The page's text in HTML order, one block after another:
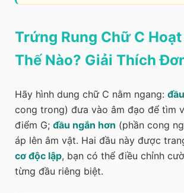
Trứng Rung Chữ C
Thế Nào? Giải Thích
Hãy hình dung chữ C nằm ngang:
cong trong) đưa vào âm đạo để tìm
điểm G; đầu ngắn hơn (phần cong
áp lên âm vật. Hai đầu này được
cơ độc lập, bạn có thể điều chỉnh
từng đầu riêng biệt.